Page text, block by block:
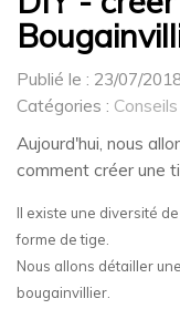
Publié le : 23/07/
Catégories :
Aujourd'hui, nous
comment créer une
Il existe une diversité
forme de tige.
Nous allons détailler
bougainvillier.